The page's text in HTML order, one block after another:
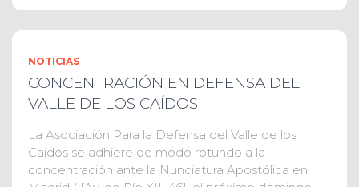
NOTICIAS
CONCENTRACIÓN EN DEFENSA DEL
VALLE DE LOS CAÍDOS
La Asociación Para la Defensa del Valle de los
Caídos se adhiere de modo rotundo a la
concentración ante la Nunciatura Apostólica en